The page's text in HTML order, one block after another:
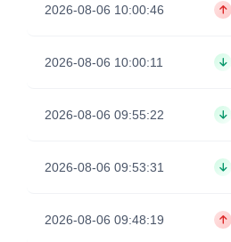
2026-08-06 10:00:46
2026-08-06 10:00:11
2026-08-06 09:55:22
2026-08-06 09:53:31
2026-08-06 09:48:19